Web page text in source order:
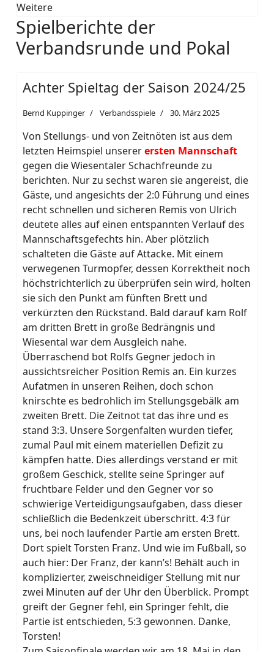
Weitere
Spielberichte der
Verbandsrunde und Pokal
Achter Spieltag der Saison 2024/25
Bernd Kuppinger Verbandsspiele 30. März 2025
Von Stellungs- und von Zeitnöten ist aus dem
letzten Heimspiel unsererersten Mannschaft
gegen die Wiesentaler Schachfreunde zu
berichten. Nur zu sechst waren sie angereist, die
Gäste, und angesichts der 2:0 Führung und eines
recht schnellen und sicheren Remis von Ulrich
deutete alles auf einen entspannten Verlauf des
Mannschaftsgefechts hin. Aber plötzlich
schalteten die Gäste auf Attacke. Mit einem
verwegenen Turmopfer, dessen Korrektheit noch
höchstrichterlich zu überprüfen sein wird, holten
sie sich den Punkt am fünften Brett und
verkürzten den Rückstand. Bald darauf kam Rolf
am dritten Brett in große Bedrängnis und
Wiesental war dem Ausgleich nahe.
Überraschend bot Rolfs Gegner jedoch in
aussichtsreicher Position Remis an. Ein kurzes
Aufatmen in unseren Reihen, doch schon
knirschte es bedrohlich im Stellungsgebälk am
zweiten Brett. Die Zeitnot tat das ihre und es
stand 3:3. Unsere Sorgenfalten wurden tiefer,
zumal Paul mit einem materiellen Defizit zu
kämpfen hatte. Dies allerdings verstand er mit
großem Geschick, stellte seine Springer auf
fruchtbare Felder und den Gegner vor so
schwierige Verteidigungsaufgaben, dass dieser
schließlich die Bedenkzeit überschritt. 4:3 für
uns, bei noch laufender Partie am ersten Brett.
Dort spielt Torsten Franz. Und wie im Fußball, so
auch hier: Der Franz, der kann’s! Behält auch in
komplizierter, zweischneidiger Stellung mit nur
zwei Minuten auf der Uhr den Überblick. Prompt
greift der Gegner fehl, ein Springer fehlt, die
Partie ist entschieden, 5:3 gewonnen. Danke,
Torsten!